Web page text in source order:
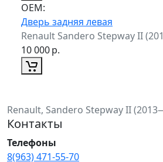
ОЕМ:
Дверь задняя левая
Renault Sandero Stepway II
10 000р.
Renault, Sandero Stepway II
Контакты
Телефоны
8(963) 471-55-70